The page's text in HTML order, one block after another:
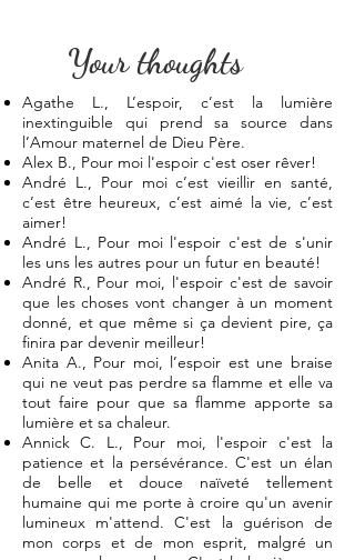
Your thoughts
Agathe L., L’espoir, c’est la lumière
inextinguible qui prend sa source dans
l’Amour maternel de Dieu Père.
Alex B., Pour moi l'espoir c'est oser rêver!
André L., Pour moi c’est vieillir en santé,
c’est être heureux, c’est aimé la vie, c’est
aimer!
André L., Pour moi l'espoir c'est de s'unir
les uns les autres pour un futur en beauté!
André R., Pour moi, l'espoir c'est de savoir
que les choses vont changer à un moment
donné, et que même si ça devient pire, ça
finira par devenir meilleur!
Anita A., Pour moi, l’espoir est une braise
qui ne veut pas perdre sa flamme et elle va
tout faire pour que sa flamme apporte sa
lumière et sa chaleur.
Annick C. L., Pour moi, l'espoir c'est la
patience et la persévérance. C'est un élan
de belle et douce naïveté tellement
humaine qui me porte à croire qu'un avenir
lumineux m'attend. C'est la guérison de
mon corps et de mon esprit, malgré un